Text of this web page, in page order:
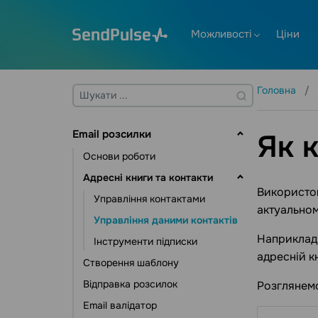
Можливості Ціни
Email розсилки
Основи роботи
Адресні книги та контакти
Управління контактами
Управління даними контактів
Інструменти підписки
Створення шаблону
Відправка розсилок
Email валідатор
Головна
Як
адресній